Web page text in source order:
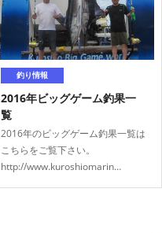
釣り情報
2016年ビッグゲーム釣果一
覧
2016年のビッグゲーム釣果一覧は
こちらをご覧下さい。
http://www.kuroshiomarin…